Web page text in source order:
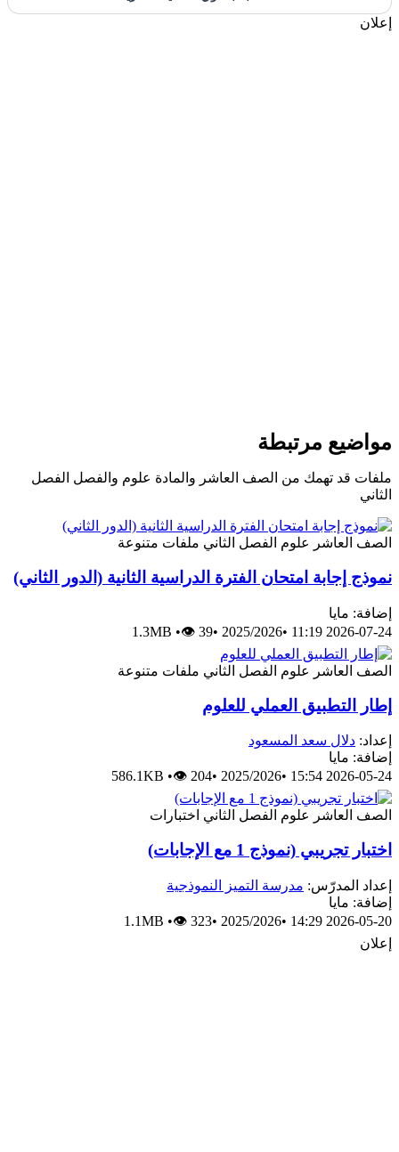
إعلان
مواضيع مرتبطة
ملفات قد تهمك من الصف العاشر والمادة علوم والفصل الفصل
الثاني
الصف العاشر علوم الفصل الثاني ملفات متنوعة
نموذج إجابة امتحان الفترة الدراسية الثانية (الدور الثاني)
إضافة: مايا
2026-07-24 11:19
•
2025/2026
•
1.3MB •👁 39
الصف العاشر علوم الفصل الثاني ملفات متنوعة
إطار التطبيق العملي للعلوم
إعداد: دلال سعد المسعود
إضافة: مايا
2026-05-24 15:54
•
2025/2026
•
586.1KB •👁 204
الصف العاشر علوم الفصل الثاني اختبارات
اختبار تجريبي (نموذج 1 مع الإجابات)
إعداد المدرّس: مدرسة التميز النموذجية
إضافة: مايا
2026-05-20 14:29
•
2025/2026
•
1.1MB •👁 323
إعلان